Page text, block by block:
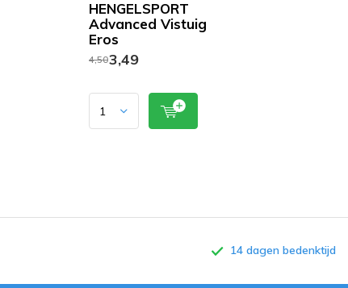
HENGELSPORT
Advanced Vistuig
Eros
4,503,49
14 dagen bedenktijd